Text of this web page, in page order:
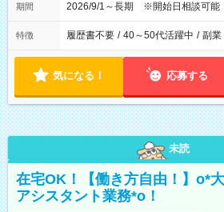
期間 2026/9/1～長期 ※開始日相談可
特徴 履歴書不要 / 40～50代活躍中 / 副業
気になる！ 応募する
未読
在宅OK！【働き方自由！】o*
アシスタント業務*o！